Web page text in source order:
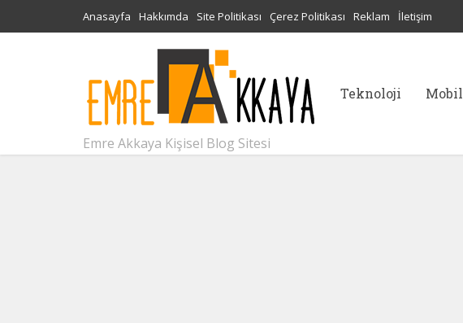
Anasayfa Hakkımda Site Politikası Çerez Politikası Reklam İletişim
Emre Akkaya Kişisel Blog Sitesi
Teknoloji Mobil